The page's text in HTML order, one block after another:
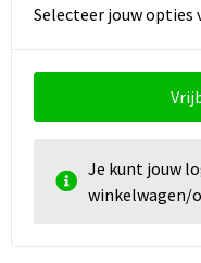
Strandtassen
Selecteer jouw opties
Je kunt jouw
winkelwagen/